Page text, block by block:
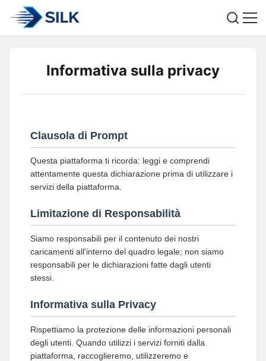
Informativa sulla privacy
Clausola di Prompt
Questa piattaforma ti ricorda: leggi e comprendi
attentamente questa dichiarazione prima di utilizzare i
servizi della piattaforma.
Limitazione di Responsabilità
Siamo responsabili per il contenuto dei nostri
caricamenti all'interno del quadro legale; non siamo
responsabili per le dichiarazioni fatte dagli utenti
stessi.
Informativa sulla Privacy
Rispettiamo la protezione delle informazioni personali
degli utenti. Quando utilizzi i servizi forniti dalla
piattaforma, raccoglieremo, utilizzeremo e